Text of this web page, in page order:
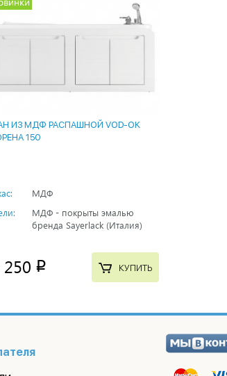
ИЗ МДФ РАСПАШНОЙ VOD-OK
150
МДФ
МДФ - покрыты эмалью
бренда Sayerlack (Италия)
250 p КУПИТЬ